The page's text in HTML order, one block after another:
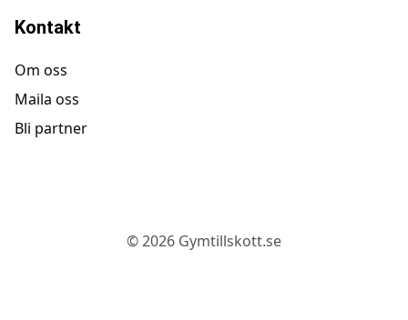
Kontakt
Om oss
Maila oss
Bli partner
©2026 Gymtillskott.se